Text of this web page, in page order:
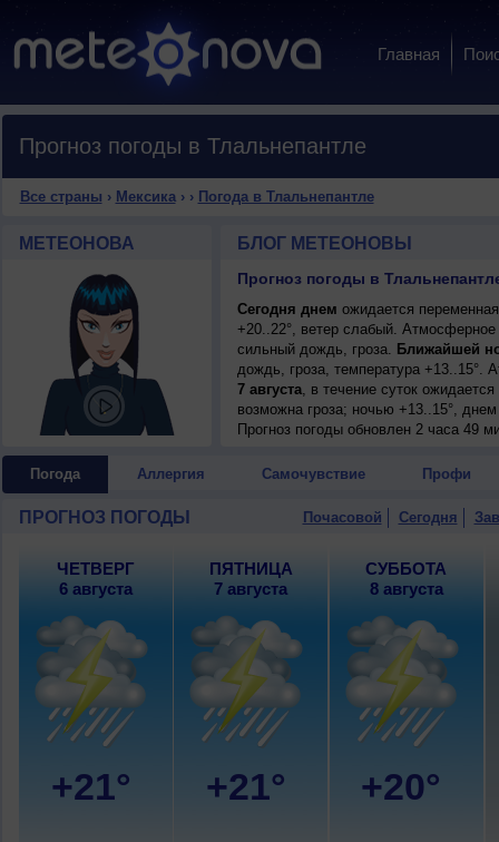
Главная
Прогноз погоды в Тлальнепантле
Все страны › Мексика› › Погода в Тлальнепантле
МЕТЕОНОВА БЛОГ МЕТЕОНОВЫ
Прогноз погоды в
Сегодня днем ожидается
+20..22°, ветер слабый.
сильный дождь, гроза. Ближайшей
дождь, гроза, температура +13..15°.
7 августа, в течение суток
возможна гроза; ночью +13..15°,
7 августа, ожидается переменная
8 августа, в течение суток
, ожидается переменная
гроза; ночью +13..15°, днем +20..22°,
Прогноз погоды обновлен 2 часа 49
Погода Аллергия Самочувствие Профи
ПРОГНОЗ ПОГОДЫ Почасовой Сегодня
ЧЕТВЕРГ
6 августа
+21°
ПЯТНИЦА
7 августа
+21°
СУББОТА
8 августа
+20°